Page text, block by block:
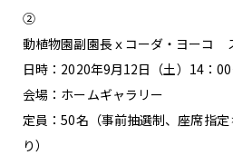
②
動植物園副園長ｘコーダ・ヨーコ
日時：2020年9月12日（土）14：
会場：ホームギャラリー
定員：50名（事前抽選制、座席指
り）